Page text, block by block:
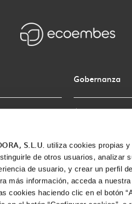
S.L.U. utiliza cookies propias
de otros usuarios, analizar
de usuario, y crear un perfil
más información, acceda a nuestra
cookies haciendo clic en el botón
Gobernanza
ética
Informes Anuales